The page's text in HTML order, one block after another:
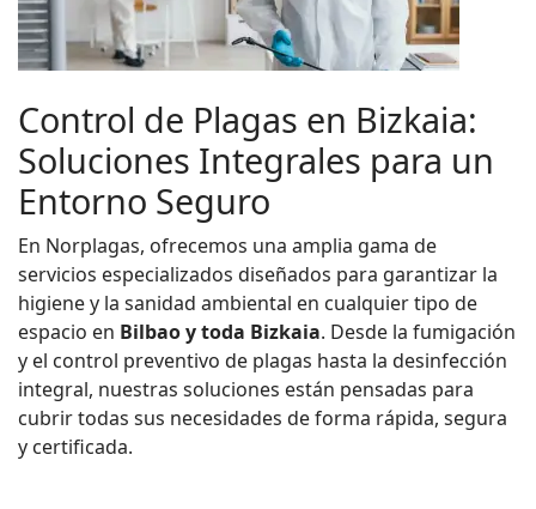
Control de Plagas en Bizkaia:
Soluciones Integrales para un
Entorno Seguro
En Norplagas, ofrecemos una amplia gama de
servicios especializados diseñados para garantizar la
higiene y la sanidad ambiental en cualquier tipo de
espacio en Bilbao y toda Bizkaia. Desde la fumigación
y el control preventivo de plagas hasta la desinfección
integral, nuestras soluciones están pensadas para
cubrir todas sus necesidades de forma rápida, segura
y certificada.